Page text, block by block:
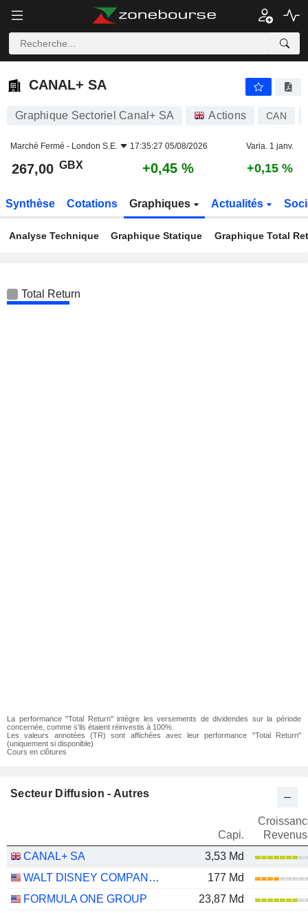
CANAL+ SA
CANAL+ SA
Graphique Sectoriel Canal+ SA Actions CAN
Marché Fermé - London S.E. 17:35:27 05/08/2026 Varia. 1 janv.
267,00 GBX +0,45 % +0,15 %
Synthèse Cotations Graphiques Actualités
Analyse Technique Graphique Statique Graphique Total
Total Return
La performance "Total Return" intègre les versements de dividendes sur la période
concernée, comme s'ils étaient réinvestis à 100%.
Les valeurs annotées (TR) sont affichées avec leur performance "Total Return"
(uniquement si disponible)
Cours en clôtures
Secteur Diffusion - Autres
Capi.
Revenus
CANAL+ SA
3,53 Md
WALT DISNEY COMPANY (THE)
177 Md
FORMULA ONE GROUP
23,87 Md